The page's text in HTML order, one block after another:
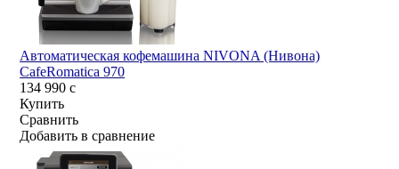
Автоматическая кофемашина NIVONA (Нивона)
CafeRomatica 970
134 990c
Купить
Сравнить
Добавить в сравнение